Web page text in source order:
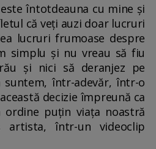
întotdeauna cu mine și
că veți auzi doar lucruri
lucruri frumoase despre
simplu și nu vreau să fiu
și nici să deranjez pe
suntem, într-adevăr, într-o
decizie împreună ca
puțin viața noastră
artista, într-un videoclip